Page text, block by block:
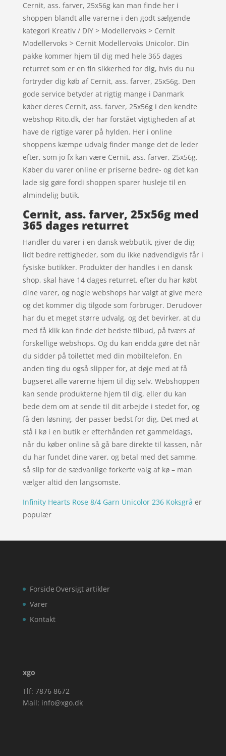
Cernit, ass. farver, 25x56g kan man finde her i
shoppen blandt alle varerne i den godt sælgende
kategori Kreativ / DIY > Modellervoks > Cernit
Modellervoks > Cernit Modellervoks Unicolor. Din
pakke kommer hjem til dig med hele 365 dages
returret som er en fin sikkerhed for dig, hvis du nu
fortryder dig køb af Cernit, ass. farver, 25x56g. Den
gode service betyder at rigtig mange i Danmark
køber deres Cernit, ass. farver, 25x56g i den kendte
webshop Rito.dk, der har forstået vigtigheden af at
have de rigtige varer på hylden. Her i online
shoppens kæmpe udvalg finder mange det de leder
efter, som jo fx kan være Cernit, ass. farver, 25x56g.
Køber du varer online er priserne bedre- og det kan
lade sig gøre fordi shoppen sparer husleje til en
almindelig butik.
Cernit, ass. farver, 25x56g med
365 dages returret
Handler du varer i en dansk webbutik, giver de dig
lidt bedre rettigheder, som du ikke nødvendigvis får i
fysiske butikker. Produkter der handles i en dansk
shop, skal have 14 dages returret. efter du har købt
dine varer, og nogle webshops har valgt at give mere
og det kommer dig tilgode som forbruger. Derudover
har du et meget større udvalg, og det bevirker, at du
med få klik kan finde det bedste tilbud, på tværs af
forskellige webshops. Og du kan endda gøre det når
du sidder på toilettet med din mobiltelefon. En
anden ting du også slipper for, at døje med at få
bugseret alle varerne hjem til dig selv. Webshoppen
kan sende produkterne hjem til dig, eller du kan
bede dem om at sende til dit arbejde i stedet for, og
få den løsning, der passer bedst for dig. Det med at
stå i kø i en butik er efterhånden ret gammeldags,
når du køber online så gå bare direkte til kassen, når
du har fundet dine varer, og betal med det samme,
så slip for de sædvanlige forkerte valg af kø – man
vælger altid den langsomste.
Infinity Hearts Rose 8/4 Garn Unicolor 236 Koksgrå er
populær
Forside
Varer
Kontakt
Oversigt artikler
xgo
Tlf: 7876 8672
Mail: info@xgo.dk